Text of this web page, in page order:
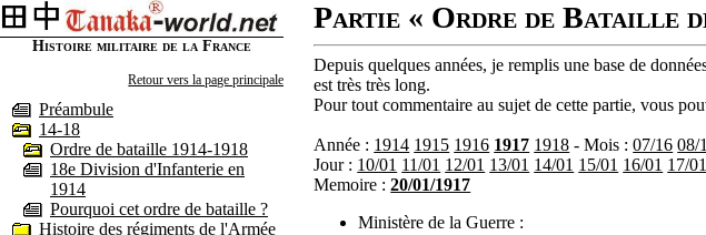
Histoire militaire de la France
Retour vers la page principale
Préambule
14-18
Ordre de bataille 1914-1918
18e Division d'Infanterie en
1914
Pourquoi cet ordre de bataille ?
Histoire des régiments de l'Armée
Partie « Ordre de Bataille
Depuis quelques années, je remplis une base de
est très très long.
Pour tout commentaire au sujet de cette partie, vous
Année : 1914 1915 1916 1917 1918 - Mois :07/16 08/
Jour : 10/01 11/01 12/01 13/01 14/01 15/01 16/01 17/01
Memoire :20/01/1917
Ministère de la Guerre :